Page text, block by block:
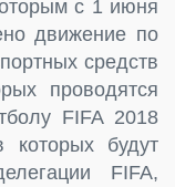
с 1 июня
движение по
средств
проводятся
FIFA 2018
которых будут
FIFA,